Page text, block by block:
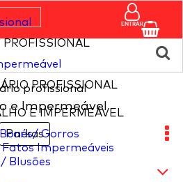
PROFISSIONAL
PROFISSIONAL
E IMPERMEÁVEL
Gorros
Fatos Impermeáveis
Blusões
ENTRAR
profissional
e Impermeável
Parkas